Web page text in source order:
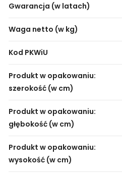
Gwarancja (w latach)
Waga netto (w kg)
Kod PKWiU
Produkt w opakowaniu:
szerokość (w cm)
Produkt w opakowaniu:
głębokość (w cm)
Produkt w opakowaniu:
wysokość (w cm)